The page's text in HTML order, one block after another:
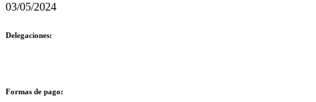
03/05/2024
Delegaciones:
Formas de pago: